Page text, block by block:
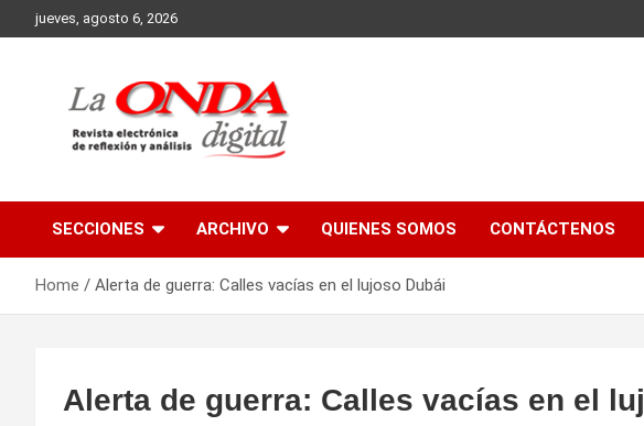
to
jueves, agosto 6, 2026
SECCIONES ARCHIVO QUIENES SOMOS CONTÁCTENOS
Home Alerta de guerra: Calles vacías en el lujoso Dubái
Alerta de guerra: Calles vacías en el